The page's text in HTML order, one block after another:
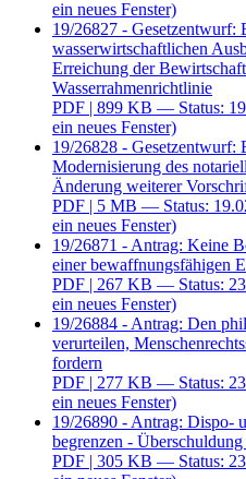
ein neues Fenster)
19/26827 - Gesetzentwurf:
wasserwirtschaftlichen
Erreichung der
Wasserrahmenrichtlinie
PDF | 899 KB — Status:
ein neues Fenster)
19/26828 - Gesetzentwurf:
Modernisierung des
Änderung weiterer
PDF | 5 MB — Status:
ein neues Fenster)
19/26871 - Antrag: Keine
einer bewaffnungsfähigen
PDF | 267 KB — Status:
ein neues Fenster)
19/26884 - Antrag: Den
verurteilen,
fordern
PDF | 277 KB — Status:
ein neues Fenster)
19/26890 - Antrag: Dispo-
begrenzen -
PDF | 305 KB — Status: